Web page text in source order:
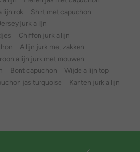
lijn rok
Shirt met capuchon
jurk a lijn
Chiffon jurk a lijn
A lijn jurk met zakken
a lijn jurk met mouwen
Bont capuchon
Wijde a lijn top
jas turquoise Kanten jurk a lijn